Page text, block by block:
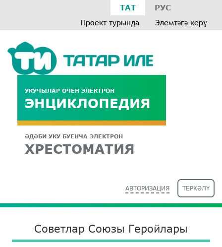
ТАТ РУС
Проект турында Элемтәгә керү
УКУЧЫЛАР ӨЧЕН ЭЛЕКТРОН
ЭНЦИКЛОПЕДИЯ
ӘДӘБИ УКУ БУЕНЧА ЭЛЕКТРОН
ХРЕСТОМАТИЯ
АВТОРИЗАЦИЯ ТЕРКӘЛҮ
Советлар Союзы Геройлары